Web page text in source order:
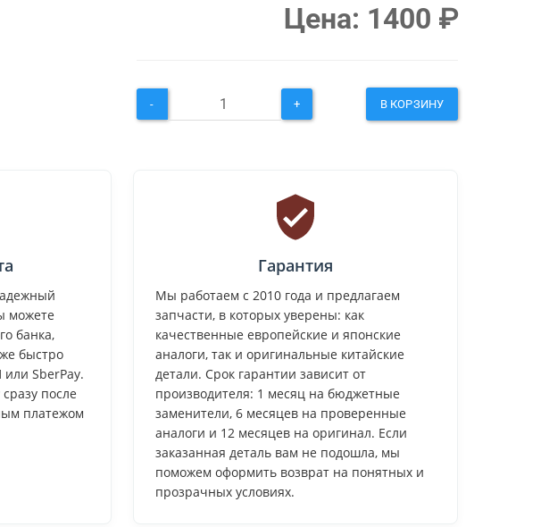
Цена: 1400 ₽
- + В КОРЗИНУ
можете
банка,
быстро
или SberPay.
после
платежом
Гарантия
Мы работаем с 2010 года и предлагаем
запчасти, в которых уверены: как
качественные европейские и японские
аналоги, так и оригинальные китайские
детали. Срок гарантии зависит от
производителя: 1 месяц на бюджетные
заменители, 6 месяцев на проверенные
аналоги и 12 месяцев на оригинал. Если
заказанная деталь вам не подошла, мы
поможем оформить возврат на понятных и
прозрачных условиях.